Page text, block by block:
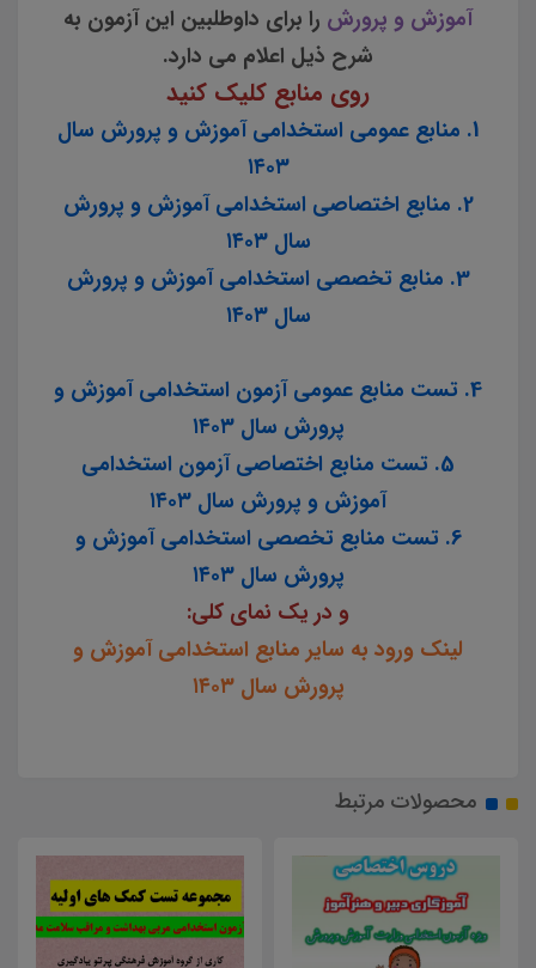
آموزش و پرورش را برای داوطلبین این آزمون به
شرح ذیل اعلام می دارد.
روی منابع کلیک کنید
1. منابع عمومی استخدامی آموزش و پرورش سال
۱۴۰۳
2. منابع اختصاصی استخدامی آموزش و پرورش
سال ۱۴۰۳
3. منابع تخصصی استخدامی آموزش و پرورش
سال ۱۴۰۳
4. تست منابع عمومی آزمون استخدامی آموزش و
پرورش سال ۱۴۰۳
5. تست منابع اختصاصی آزمون استخدامی
آموزش و پرورش سال ۱۴۰۳
6. تست منابع تخصصی استخدامی آموزش و
پرورش سال ۱۴۰۳
و در یک نمای کلی:
لینک ورود به سایر منابع استخدامی آموزش و
پرورش سال ۱۴۰۳
محصولات مرتبط